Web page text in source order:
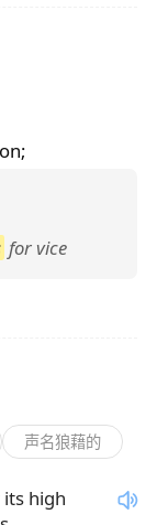
for vice
声名狼藉的
high